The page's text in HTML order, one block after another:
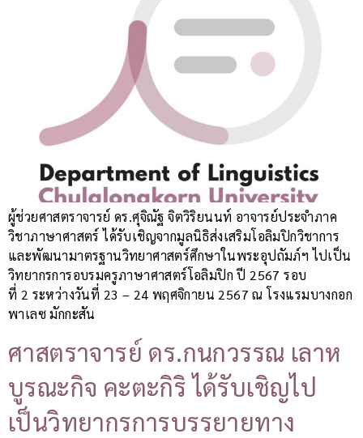
ผู้ช่วยศาสตราจารย์ ดร.ศุจิณัฐ จิตวิริยนนท์ อาจารย์ประจำภาค
วิชาภาษาศาสตร์ ได้รับเชิญจากมูลนิธิส่งเสริมโอลิมปิกวิชาการ
และพัฒนามาตรฐานวิทยาศาสตร์ศึกษาในพระอุปถัมภ์ฯ ไปเป็น
วิทยากรการอบรมครูภาษาศาสตร์โอลิมปิก ปี 2567 รอบ
ที่ 2 ระหว่างวันที่ 23 – 24 พฤศจิกายน 2567 ณ โรงแรมบางกอก
พาเลซ มักกะสัน
ศาสตราจารย์ ดร.กนกวรรณ เลาห
บูรณะกิจ คะตะกิริ ได้รับเชิญไป
เป็นวิทยากรการบรรยายทาง